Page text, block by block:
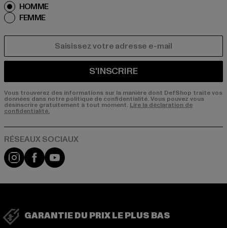
HOMME
FEMME
S'INSCRIRE
Vous trouverez des informations sur la manière dont DefShop traite vos
données dans notre politique de confidentialité. Vous pouvez vous
désinscrire gratuitement à tout moment. Lire la déclaration de
confidentialité.
Visit our Instagram page:
Visit our Facebook page:
Visit our YouTube channel:
GARANTIE DU PRIX LE PLUS BAS